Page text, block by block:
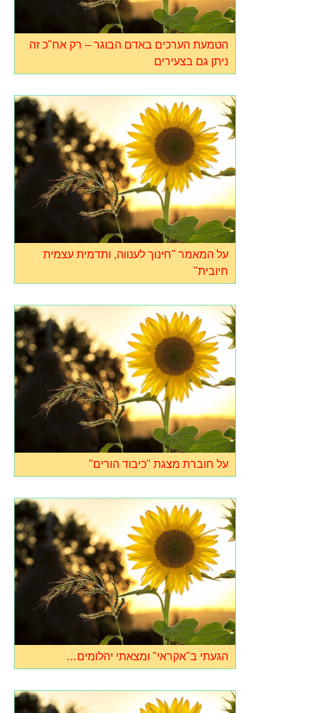
הטמעת הערכים באדם הבוגר – רק אח"כ זה
ניתן גם בצעירים
על המאמר "חינוך לענווה, ותדמית עצמית
חיובית"
על חוברת מצגת "כיבוד הורים"
הגעתי ב"אקראי" ומצאתי יהלומים…